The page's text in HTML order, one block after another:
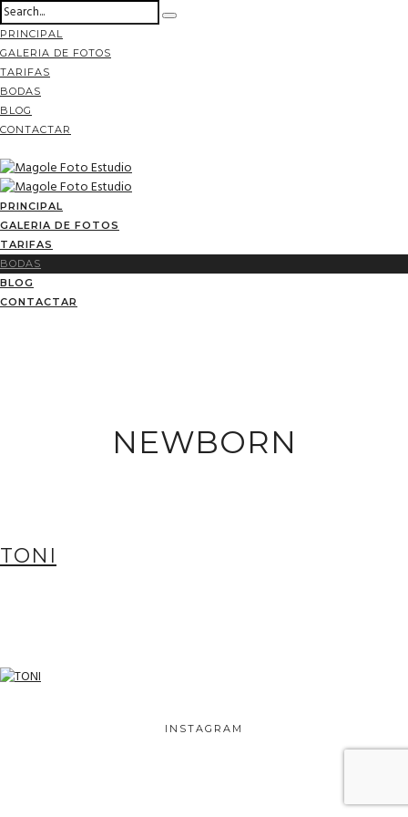
PRINCIPAL
GALERIA DE FOTOS
TARIFAS
BODAS
BLOG
CONTACTAR
PRINCIPAL
GALERIA DE FOTOS
TARIFAS
BODAS
BLOG
CONTACTAR
NEWBORN
TONI
INSTAGRAM